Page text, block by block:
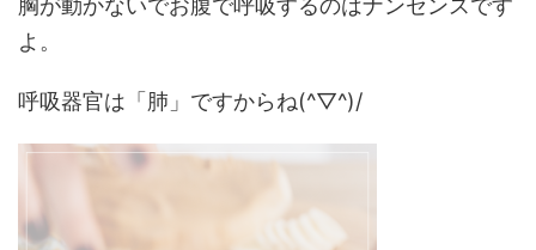
胸が動かないでお腹で呼吸するのはナンセンスです
よ。
呼吸器官は「肺」ですからね(^▽^)/